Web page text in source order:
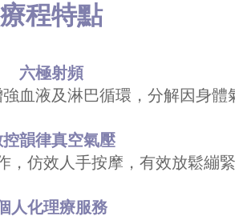
療程特點
六極射頻
血液及淋巴循環，分解因身體
控韻律真空氣壓
仿效人手按摩，有效放鬆繃緊
人化理療服務